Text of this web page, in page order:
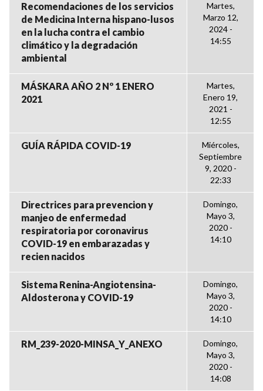
Recomendaciones de los servicios
de Medicina Interna hispano-lusos
en la lucha contra el cambio
climático y la degradación
ambiental
Martes,
Marzo 12,
2024 -
14:55
MÁSKARA AÑO 2 Nº 1 ENERO
2021
Martes,
Enero 19,
2021 -
12:55
GUÍA RÁPIDA COVID-19
Miércoles,
Septiembre
9, 2020 -
22:33
Directrices para prevencion y
manjeo de enfermedad
respiratoria por coronavirus
COVID-19 en embarazadas y
recien nacidos
Domingo,
Mayo 3,
2020 -
14:10
Sistema Renina-Angiotensina-
Aldosterona y COVID-19
Domingo,
Mayo 3,
2020 -
14:10
RM_239-2020-MINSA_Y_ANEXO
Domingo,
Mayo 3,
2020 -
14:08